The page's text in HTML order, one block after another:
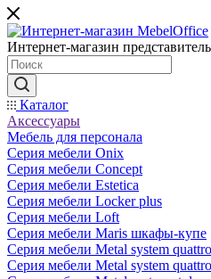
Интернет-магазин
Каталог
Аксессуары
Мебель для персонала
Серия мебели Onix
Серия мебели Concept
Серия мебели Estetica
Серия мебели Locker plus
Серия мебели Loft
Серия мебели Maris шкафы-купе
Серия мебели Metal system
Серия мебели Metal system